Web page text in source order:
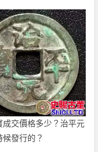
成交價格多少？治平元
候發行的？